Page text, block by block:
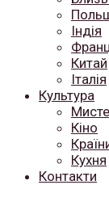
Індія
Китай
Італія
Культура
Кіно
Кухня
Контакти